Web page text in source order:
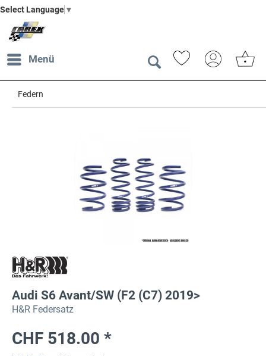
Select Language ▼
Menü
Federn
Audi S6 Avant/SW (F2 (C7) 2019>
H&R Federsatz
CHF 518.00 *